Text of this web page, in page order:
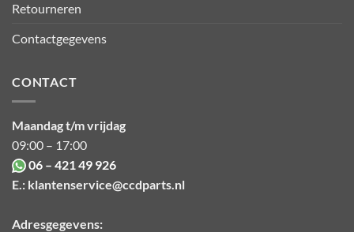
Retourneren
Contactgegevens
CONTACT
Maandag t/m vrijdag
09:00 – 17:00
06 – 421 49 926
E.: klantenservice@ccdparts.nl
Adresgegevens: